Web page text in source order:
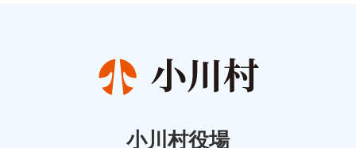
小川村役場